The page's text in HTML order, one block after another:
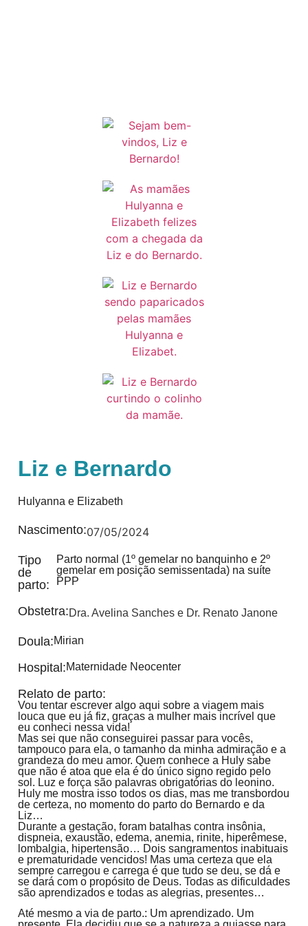
Liz e Bernardo
Hulyanna e Elizabeth
Nascimento:07/05/2024
Tipo
de
parto:
Parto normal (1º gemelar no banquinho e 2º
gemelar em posição semissentada) na suíte
PPP
Obstetra:Dra. Avelina Sanches e Dr. Renato Janone
Doula:Mirian
Hospital:Maternidade Neocenter
Relato de parto:
Vou tentar escrever algo aqui sobre a viagem mais
louca que eu já fiz, graças a mulher mais incrível que
eu conheci nessa vida!
Mas sei que não conseguirei passar para vocês,
tampouco para ela, o tamanho da minha admiração e a
grandeza do meu amor. Quem conhece a Huly sabe
que não é atoa que ela é do único signo regido pelo
sol. Luz e força são palavras obrigatórias do leonino.
Huly me mostra isso todos os dias, mas me transbordou
de certeza, no momento do parto do Bernardo e da
Liz…
Durante a gestação, foram batalhas contra insônia,
dispneia, exaustão, edema, anemia, rinite, hiperêmese,
lombalgia, hipertensão… Dois sangramentos inabituais
e prematuridade vencidos! Mas uma certeza que ela
sempre carregou e carrega é que tudo se deu, se dá e
se dará com o propósito de Deus. Todas as dificuldades
são aprendizados e todas as alegrias, presentes…
Até mesmo a via de parto.: Um aprendizado. Um